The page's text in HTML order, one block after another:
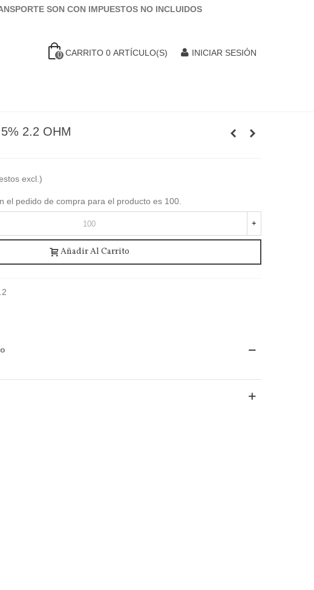
SON CON IMPUESTOS NO INCLUIDOS
0 CARRITO 0 ARTÍCULO(S) INICIAR SESIÓN
2.2 OHM
excl.)
el pedido de compra para el producto es 100.
+
Añadir Al Carrito